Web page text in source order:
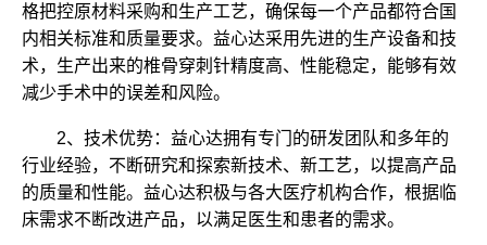
格把控原材料采购和生产工艺，确保每一个产品都符合国
内相关标准和质量要求。益心达采用先进的生产设备和技
术，生产出来的椎骨穿刺针精度高、性能稳定，能够有效
减少手术中的误差和风险。
2、技术优势：益心达拥有专门的研发团队和多年的
行业经验，不断研究和探索新技术、新工艺，以提高产品
的质量和性能。益心达积极与各大医疗机构合作，根据临
床需求不断改进产品，以满足医生和患者的需求。